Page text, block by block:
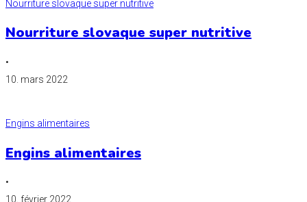
Nourriture slovaque super nutritive
Nourriture slovaque super nutritive
•
10. mars 2022
Engins alimentaires
Engins alimentaires
•
10. février 2022